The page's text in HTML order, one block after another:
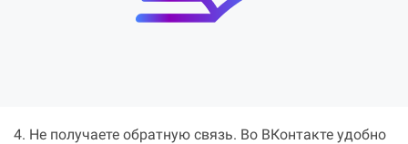
4. Не получаете обратную связь. Во ВКонтакте удобно